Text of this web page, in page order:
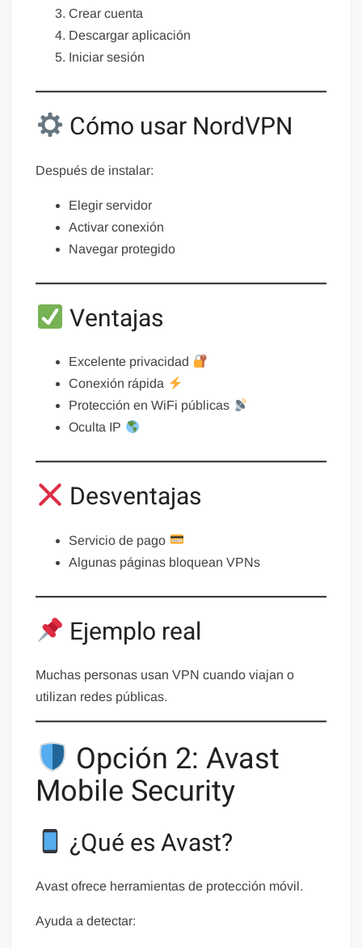
Crear cuenta
Descargar aplicación
Iniciar sesión
Cómo usar NordVPN
Después de instalar:
Elegir servidor
Activar conexión
Navegar protegido
Ventajas
Excelente privacidad
Conexión rápida
Protección en WiFi públicas
Oculta IP
Desventajas
Servicio de pago
Algunas páginas bloquean VPNs
Ejemplo real
Muchas personas usan VPN cuando viajan o
utilizan redes públicas.
Opción 2: Avast
Mobile Security
¿Qué es Avast?
Avast ofrece herramientas de protección móvil.
Ayuda a detectar: